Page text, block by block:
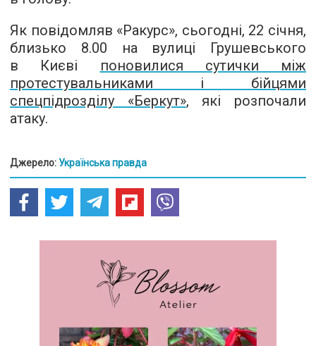
Як повідомляв «Ракурс», сьогодні, 22 січня,
близько 8.00 на вулиці Грушевського
в Києві
поновилися сутички між
протестувальниками і бійцями
спецпідрозділу «Беркут», які розпочали
атаку.
Джерело: Українська правда